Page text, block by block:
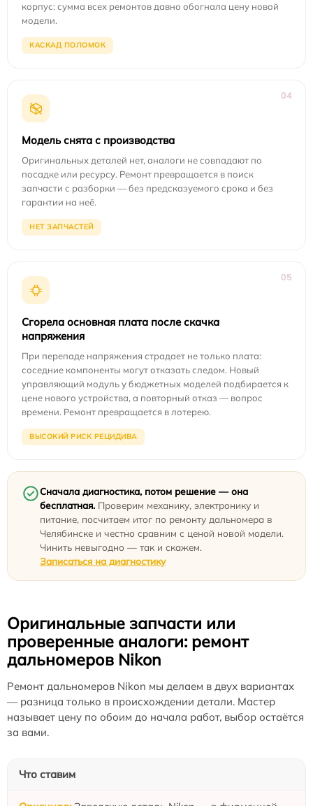
корпус: сумма всех ремонтов давно обогнала цену новой
модели.
КАСКАД ПОЛОМОК
04
Модель снята с производства
Оригинальных деталей нет, аналоги не совпадают по
посадке или ресурсу. Ремонт превращается в поиск
запчасти с разборки — без предсказуемого срока и без
гарантии на неё.
НЕТ ЗАПЧАСТЕЙ
05
Сгорела основная плата после скачка
напряжения
При перепаде напряжения страдает не только плата:
соседние компоненты могут отказать следом. Новый
управляющий модуль у бюджетных моделей подбирается к
цене нового устройства, а повторный отказ — вопрос
времени. Ремонт превращается в лотерею.
ВЫСОКИЙ РИСК РЕЦИДИВА
Сначала диагностика, потом решение — она
бесплатная. Проверим механику, электронику и
питание, посчитаем итог по ремонту дальномера в
Челябинске и честно сравним с ценой новой модели.
Чинить невыгодно — так и скажем.
Записаться на диагностику
Оригинальные запчасти или
проверенные аналоги: ремонт
дальномеров Nikon
Ремонт дальномеров Nikon мы делаем в двух вариантах
— разница только в происхождении детали. Мастер
называет цену по обоим до начала работ, выбор остаётся
за вами.
Что ставим